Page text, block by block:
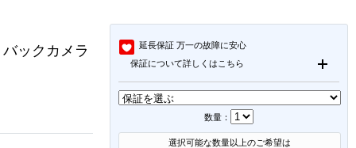
延長保証 万一の故障に安心
保証について詳しくはこちら
数量：
選択可能な数量以上のご希望は
ックカメラ